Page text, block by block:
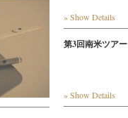
» Show Details
第3回南米ツアー
» Show Details